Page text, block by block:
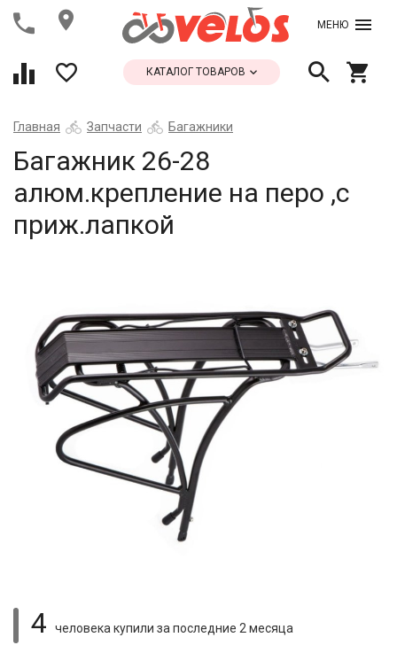
МЕНЮ
КАТАЛОГ ТОВАРОВ
Главная Запчасти Багажники
Багажник 26-28
алюм.крепление на перо ,с
приж.лапкой
4 человека купили за последние 2 месяца